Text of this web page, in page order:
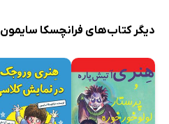
دیگر کتاب‌های فرانچسکا سایمون